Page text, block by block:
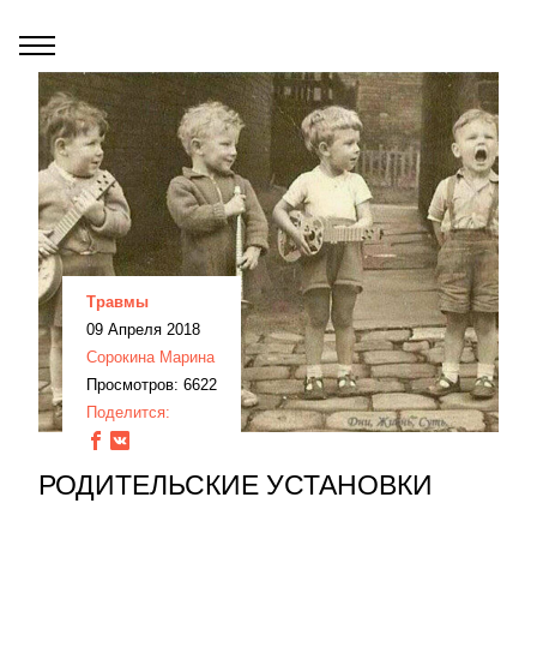
Травмы
09 Апреля 2018
Сорокина Марина
Просмотров: 6622
Поделится:
РОДИТЕЛЬСКИЕ УСТАНОВКИ